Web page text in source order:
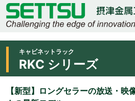
キャビネットラック
RKC シリーズ
【新型】ロングセラーの放送・映